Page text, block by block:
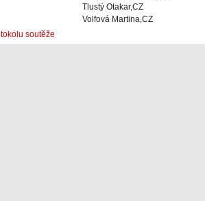
Tlustý Otakar,CZ
Volfová Martina,CZ
soutěže